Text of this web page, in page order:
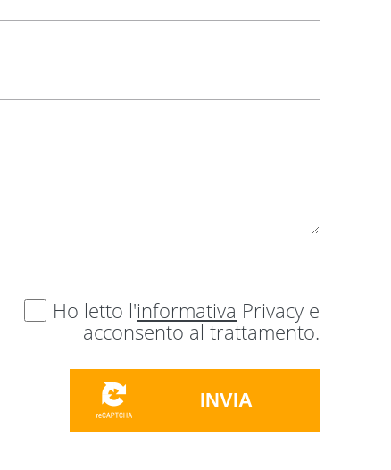
Ho letto l'informativa Privacy e
acconsento al trattamento.
INVIA